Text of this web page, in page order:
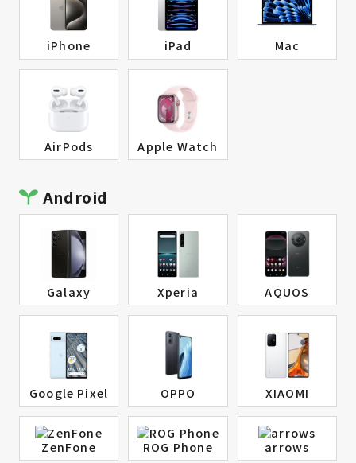
iPhone iPad Mac
AirPods Apple Watch
Android
Galaxy Xperia AQUOS
Google Pixel OPPO XIAOMI
ZenFone ROG Phone arrows